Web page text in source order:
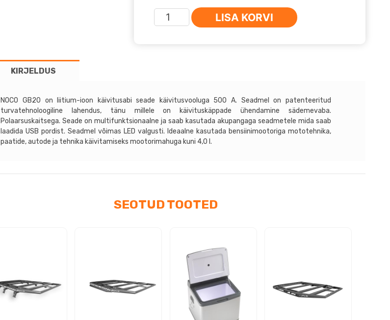
NOCO
KÄIVITUSABI-
kogus
LISA KORVI
KIRJELDUS
NOCO GB20 on liitium-ioon käivitusabi seade käivitusvooluga 500 A. Seadmel on patenteeritud
turvatehnoloogiline lahendus, tänu millele on käivituskäppade ühendamine sädemevaba.
Polaarsuskaitsega. Seade on multifunktsionaalne ja saab kasutada akupangaga seadmetele mida saab
laadida USB pordist. Seadmel võimas LED valgusti. Ideaalne kasutada bensiinimootoriga mototehnika,
paatide, autode ja tehnika käivitamiseks mootorimahuga kuni 4,0 l.
SEOTUD TOOTED